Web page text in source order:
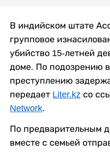
В индийском штате
групповое
убийство 15-летней
доме. По подозрению
преступлению
передает Liter.kz со
Network.
По предварительным
вместе с семьей